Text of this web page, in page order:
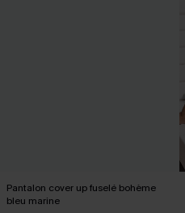
Pantalon cover up fuselé bohème
bleu marine